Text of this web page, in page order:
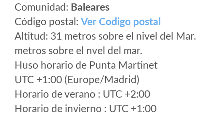
Comunidad: Baleares
Código postal: Ver Codigo postal
Altitud: 31 metros sobre el nivel del Mar.
metros sobre el nvel del mar.
Huso horario de Punta Martinet
UTC +1:00 (Europe/Madrid)
Horario de verano : UTC +2:00
Horario de invierno : UTC +1:00